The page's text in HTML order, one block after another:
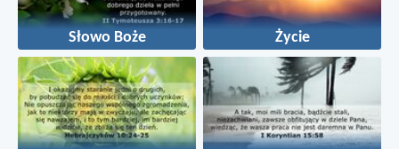
Słowo Boże Życie